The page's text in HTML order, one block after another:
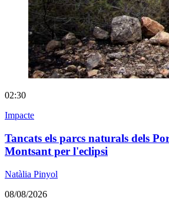
02:30
Impacte
Tancats els parcs naturals dels
Montsant per l'eclipsi
Natàlia Pinyol
08/08/2026